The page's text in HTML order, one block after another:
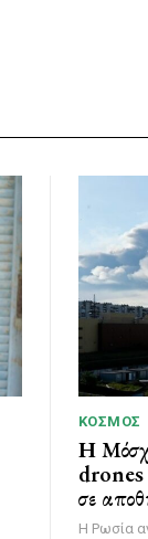
ΚΌΣΜΟΣ
Η
drones
σε
Η Ρωσία